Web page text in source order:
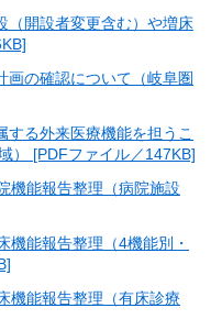
開設者変更含む）や増床
画の確認について（岐阜圏
する外来医療機能を担うこ
） [PDFファイル／147KB]
機能報告整理（病院施設
機能報告整理（4機能別・
機能報告整理（有床診療